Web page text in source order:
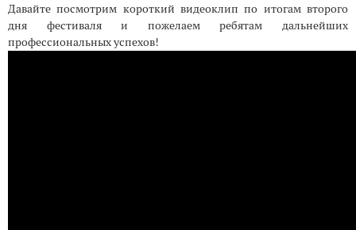
Давайте посмотрим короткий видеоклип по итогам второго
дня фестиваля и пожелаем ребятам дальнейших
профессиональных успехов!